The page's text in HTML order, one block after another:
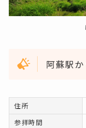
阿蘇駅
住所
参拝時間